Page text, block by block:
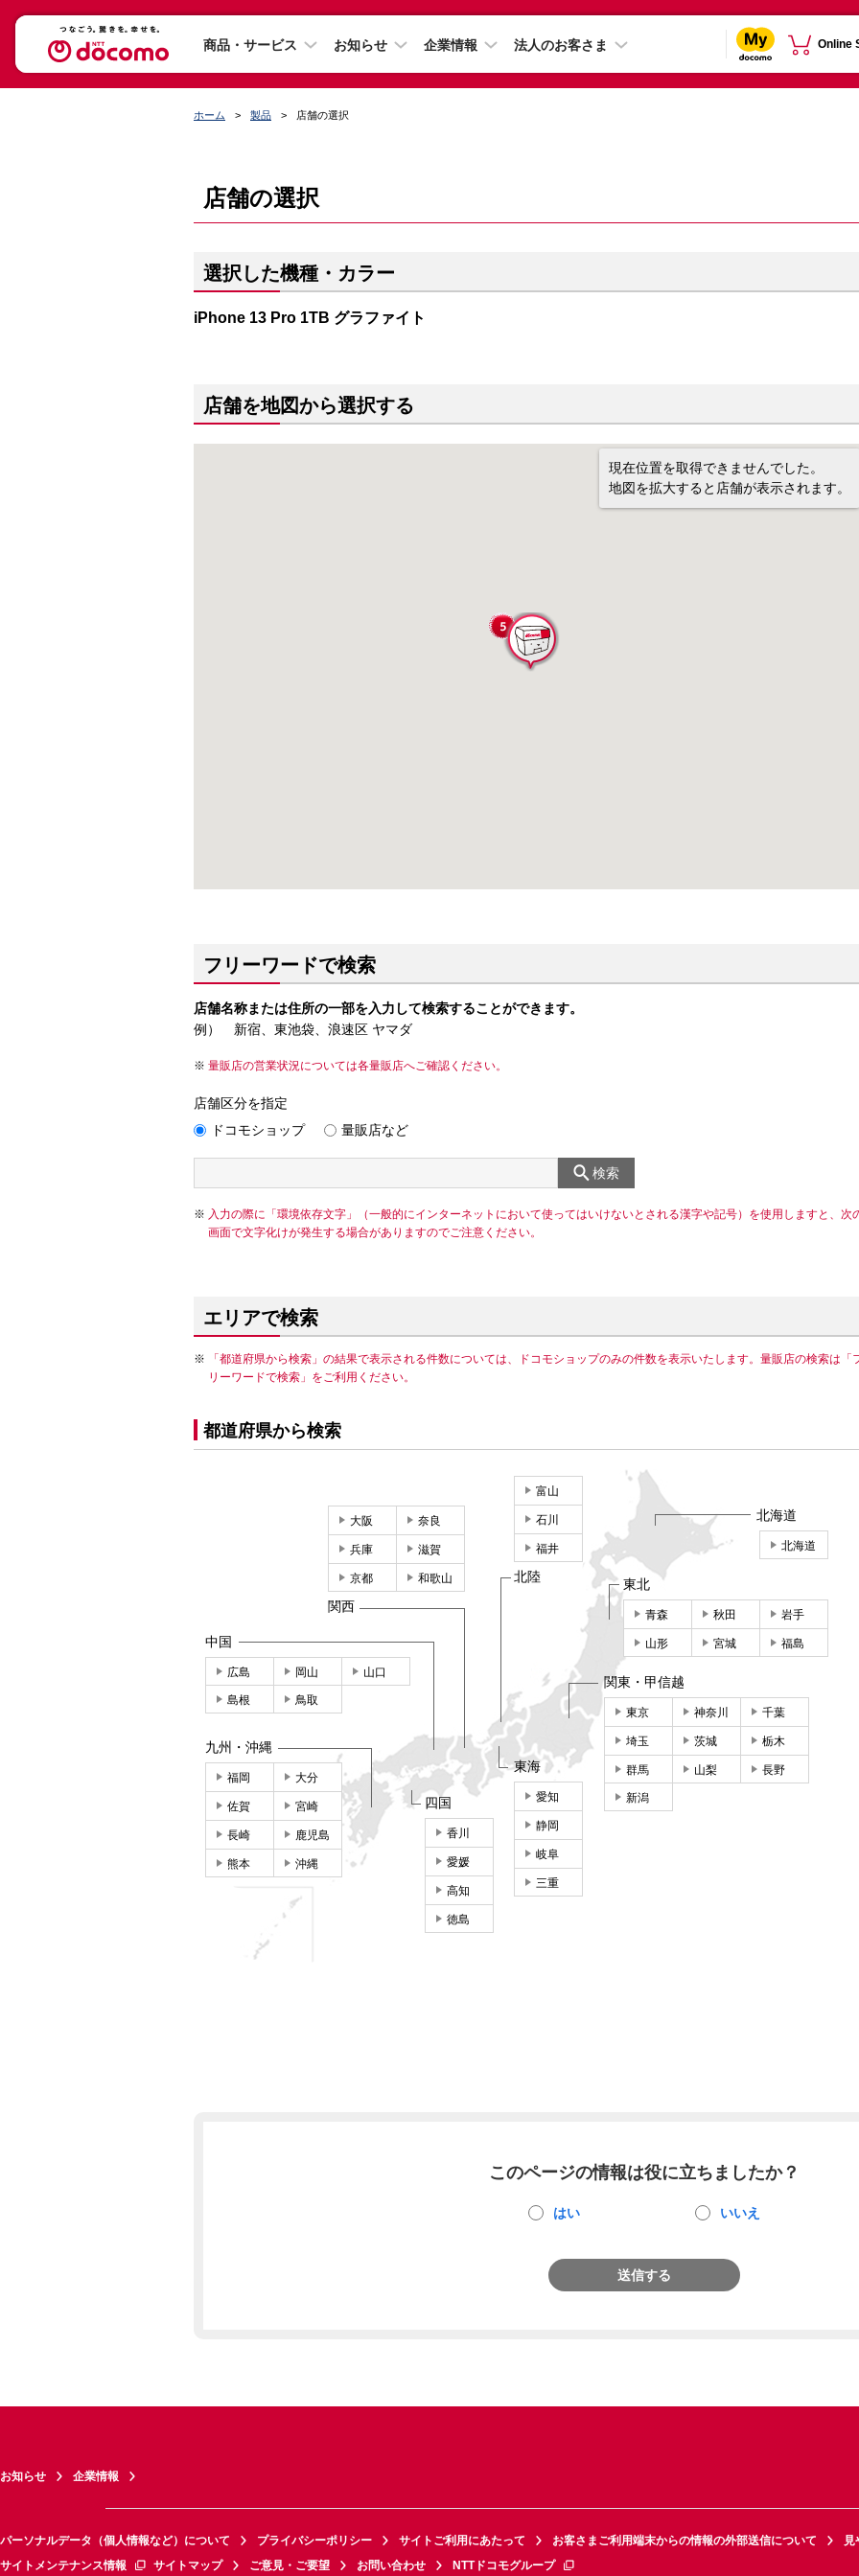
商品・サービス お知らせ 企業情報 法人のお客さま Online
ホーム 製品 店舗の選択
店舗の選択
選択した機種・カラー
iPhone 13 Pro 1TB グラファイト
店舗を地図から選択する
現在位置を取得できませんでした。
地図を拡大すると店舗が表示されます。
フリーワードで検索
店舗名称または住所の一部を入力して検索することができます。
例） 新宿、東池袋、浪速区 ヤマダ
量販店の営業状況については各量販店へご確認ください。
店舗区分を指定
ドコモショップ
量販店など
検索
入力の際に「環境依存文字」（一般的にインターネットにおいて使ってはいけないとされる漢字や記号）を使用しますと、次
画面で文字化けが発生する場合がありますのでご注意ください。
エリアで検索
「都道府県から検索」の結果で表示される件数については、ドコモショップのみの件数を表示いたします。量販店の検索は「
リーワードで検索」をご利用ください。
都道府県から検索
北海道
北海道
東北
青森 秋田 岩手
山形 宮城 福島
関東・甲信越
東京 神奈川 千葉
埼玉 茨城 栃木
群馬 山梨 長野
新潟
東海
愛知
静岡
岐阜
三重
富山
石川
福井
北陸
大阪 奈良
兵庫 滋賀
京都 和歌山
関西
中国
広島 岡山 山口
島根 鳥取
四国
香川
愛媛
高知
徳島
九州・沖縄
福岡 大分
佐賀 宮崎
長崎 鹿児島
熊本 沖縄
このページの情報は役に立ちましたか？
はい いいえ
送信する
お知らせ 企業情報
パーソナルデータ（個人情報など）について プライバシーポリシー サイトご利用にあたって お客さまご利用端末からの情報の外部送信について
見
サイトメンテナンス情報
サイトマップ ご意見・ご要望 お問い合わせ NTTドコモグループ